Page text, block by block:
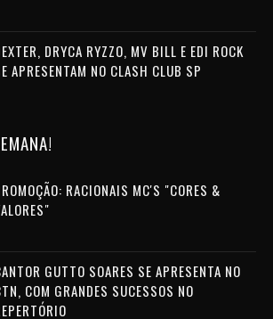
DRYCA RYZZO, MV BILL E EDI ROCK
APRESENTAM NO CLASH CLUB SP
RACIONAIS MC'S "CORES &
GUTTO SOARES SE APRESENTA NO
COM GRANDES SUCESSOS NO